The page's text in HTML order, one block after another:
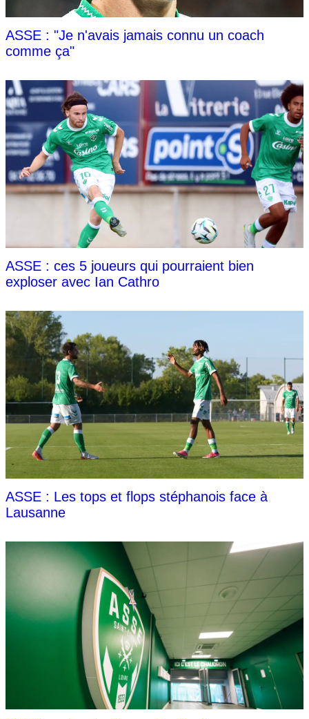
ASSE : "Je n'avais jamais connu un coach
comme ça"
ASSE : ces 5 joueurs qui pourraient bien
exploser avec Ian Cathro
ASSE : Les tops et flops stéphanois face à
Lausanne